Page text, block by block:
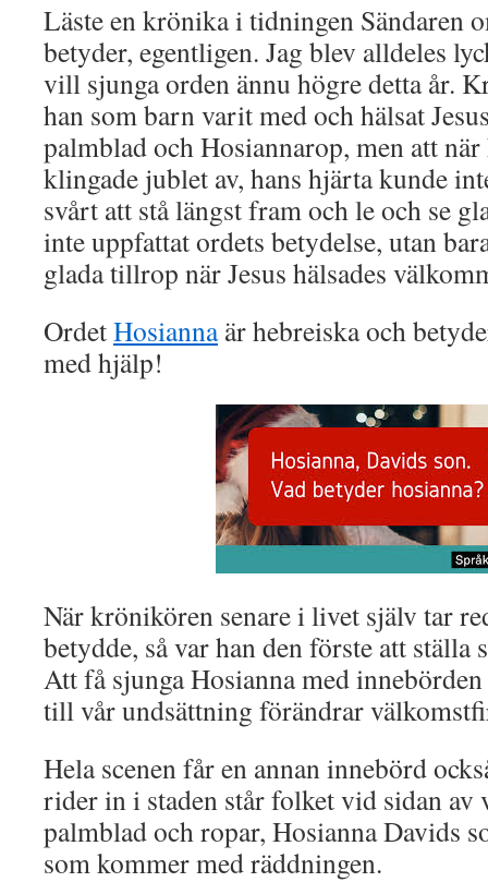
Läste en krönika i tidningen Sändaren
betyder, egentligen. Jag blev alldeles
vill sjunga orden ännu högre detta år.
han som barn varit med och hälsat
palmblad och Hosiannarop, men att
klingade jublet av, hans hjärta kunde
svårt att stå längst fram och le och se
inte uppfattat ordets betydelse, utan
glada tillrop när Jesus hälsades
OrdetHosiannaär hebreiska och
med hjälp!
När krönikören senare i livet själv tar
betydde, så var han den förste att ställa
Att få sjunga Hosianna med
till vår undsättning förändrar
Hela scenen får en annan innebörd
rider in i staden står folket vid sidan av
palmblad och ropar, Hosianna Davids
som kommer med räddningen.